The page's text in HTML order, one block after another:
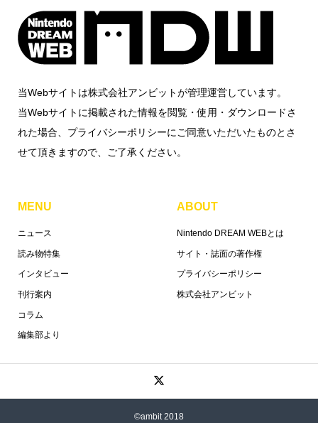
当Webサイトは株式会社アンビットが管理運営しています。
当Webサイトに掲載された情報を閲覧・使用・ダウンロードさ
れた場合、プライバシーポリシーにご同意いただいたものとさ
せて頂きますので、ご了承ください。
MENU
ニュース
読み物特集
インタビュー
刊行案内
コラム
編集部より
ABOUT
Nintendo DREAM WEBとは
サイト・誌面の著作権
プライバシーポリシー
株式会社アンビット
©ambit 2018